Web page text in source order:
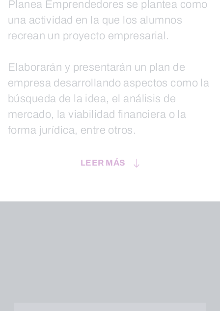
Planea Emprendedores se plantea como
una actividad en la que los alumnos
recrean un proyecto empresarial.
Elaborarán y presentarán un plan de
empresa desarrollando aspectos como la
búsqueda de la idea, el análisis de
mercado, la viabilidad financiera o la
forma jurídica, entre otros.
LEER MÁS